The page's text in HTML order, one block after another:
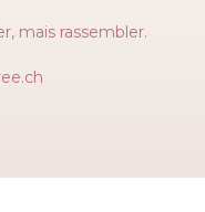
mais rassembler.